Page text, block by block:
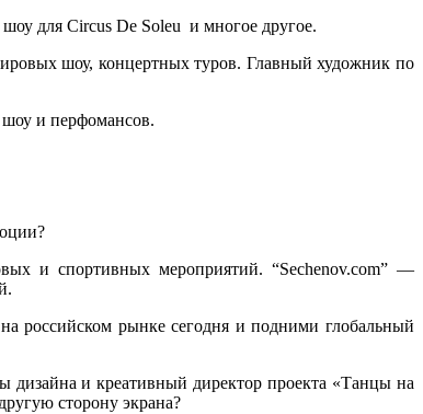
для Сircus De Soleu и многое другое.
шоу, концертных туров. Главный художник по
и перфомансов.
и спортивных мероприятий. “Sechenov.com” —
российском рынке сегодня и подними глобальный
и креативный директор проекта «Танцы на
сторону экрана?